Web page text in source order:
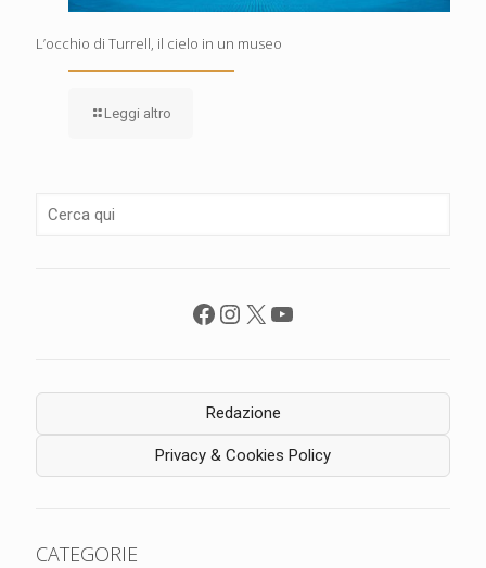
L’occhio di Turrell, il cielo in un museo
Leggi altro
Facebook
Instagram
X YouTube
Redazione
Privacy & Cookies Policy
CATEGORIE